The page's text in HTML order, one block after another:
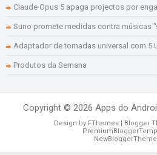
Claude Opus 5 apaga projectos por
Suno promete medidas contra músicas
Adaptador de tomadas universal com 5
Produtos da Semana
Copyright © 2026 Apps do
Design by FThemes| Blogger